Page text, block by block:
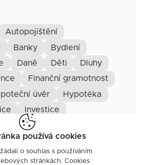
autopojištění
banky
bydlení
daně děti
dluhy
finanční gramotnost
úvěr
hypotéka
Investice
investování
ochrana
podnikatel
pojištění
používá cookies
o souhlas s používáním
stránkách. Cookies